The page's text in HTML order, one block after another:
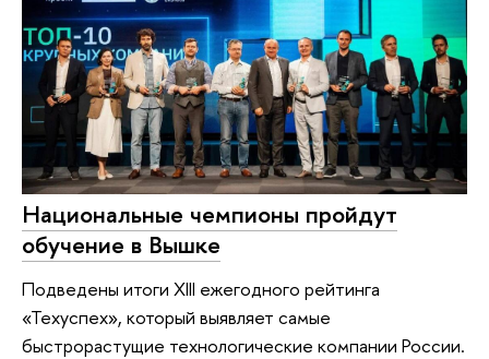
Национальные чемпионы пройдут
обучение в Вышке
Подведены итоги XIII ежегодного рейтинга
«Техуспех», который выявляет самые
быстрорастущие технологические компании России.